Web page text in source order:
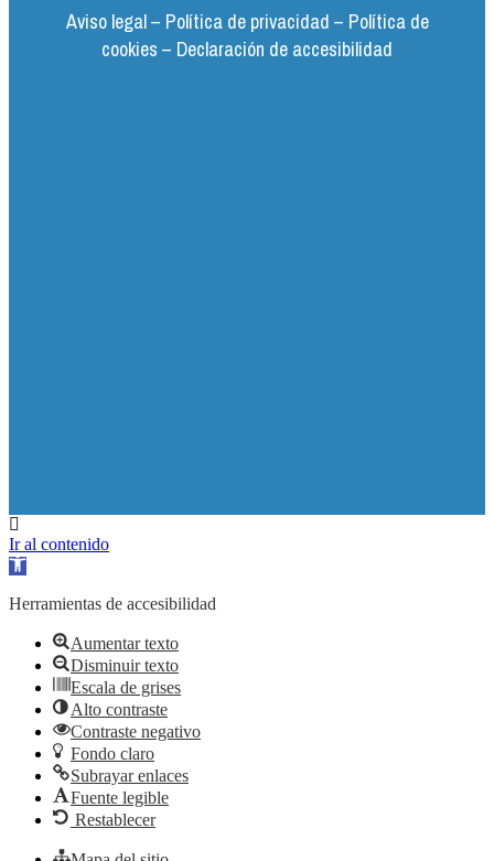
Aviso legal– Política de privacidad – Política de
cookies – Declaración de accesibilidad
Ir al contenido
Abrir barra de herramientas
Herramientas de accesibilidad
Aumentar texto
Disminuir texto
Escala de grises
Alto contraste
Contraste negativo
Fondo claro
Subrayar enlaces
Fuente legible
Restablecer